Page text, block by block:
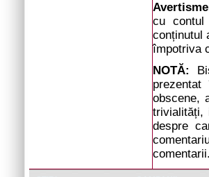
cu contul
conținutul
împotriva
NOTĂ:
obscene,
trivialități,
despre
comentarii.